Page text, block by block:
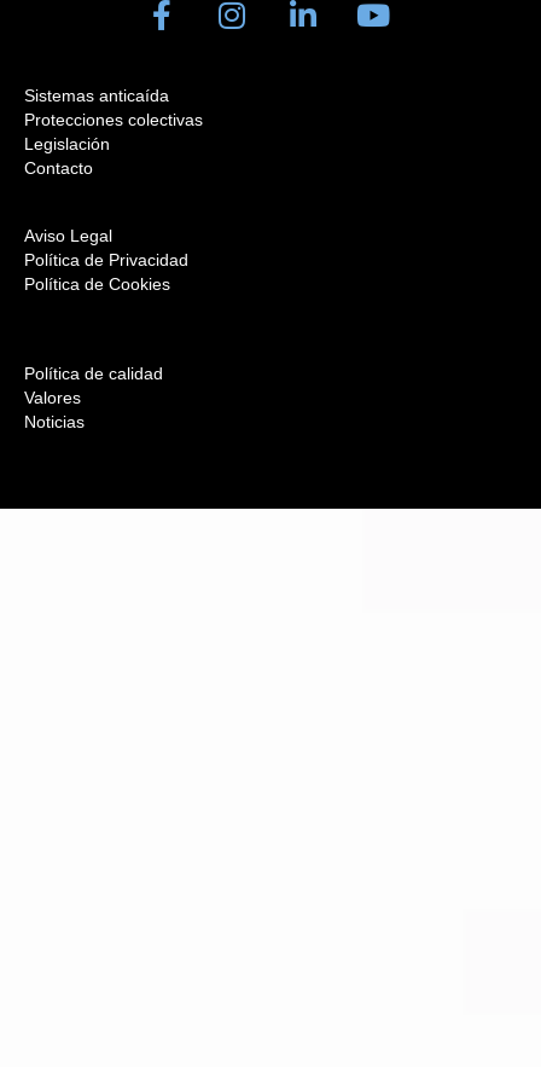
Sistemas anticaída
Protecciones colectivas
Legislación
Contacto
Aviso Legal
Política de Privacidad
Política de Cookies
Política de calidad
Valores
Noticias